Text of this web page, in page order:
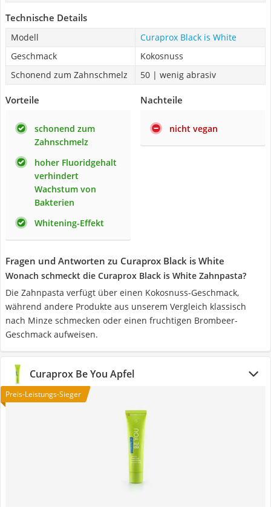
Technische Details
Modell
Curaprox Black is White
Geschmack
Kokosnuss
Schonend zum Zahnschmelz
50 | wenig abrasiv
Vorteile
schonend zum
Zahnschmelz
hoher Fluoridgehalt
verhindert
Wachstum von
Bakterien
Whitening-Effekt
Nachteile
nicht vegan
Fragen und Antworten zu Curaprox Black is White
Wonach schmeckt die Curaprox Black is White Zahnpasta?
Die Zahnpasta verfügt über einen Kokosnuss-Geschmack,
während andere Produkte aus unserem Vergleich klassisch
nach Minze schmecken oder einen fruchtigen Brombeer-
Geschmack aufweisen.
Curaprox Be You Apfel
Preis-Leistungs-Sieger